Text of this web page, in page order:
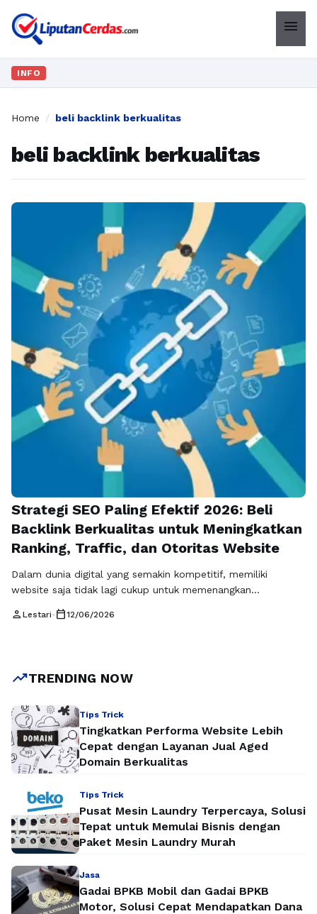
menu
INFO
Home / beli backlink berkualitas
beli backlink berkualitas
Strategi SEO Paling Efektif 2026: Beli
Backlink Berkualitas untuk Meningkatkan
Ranking, Traffic, dan Otoritas Website
Dalam dunia digital yang semakin kompetitif, memiliki
website saja tidak lagi cukup untuk memenangkan
konten yang serupa, sehingga membuat persaingan di mesin
SEO …Baca Selengkapnya
person Lestari• calendar_today12/06/2026
trending_upTRENDING NOW
Tips Trick
Tingkatkan Performa Website Lebih
Cepat dengan Layanan Jual Aged
Domain Berkualitas
Tips Trick
Pusat Mesin Laundry Terpercaya, Solusi
Tepat untuk Memulai Bisnis dengan
Paket Mesin Laundry Murah
Jasa
Gadai BPKB Mobil dan Gadai BPKB
Motor, Solusi Cepat Mendapatkan Dana